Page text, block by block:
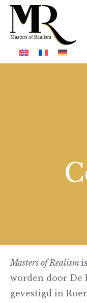
Masters of Realism
worden door De
gevestigd in